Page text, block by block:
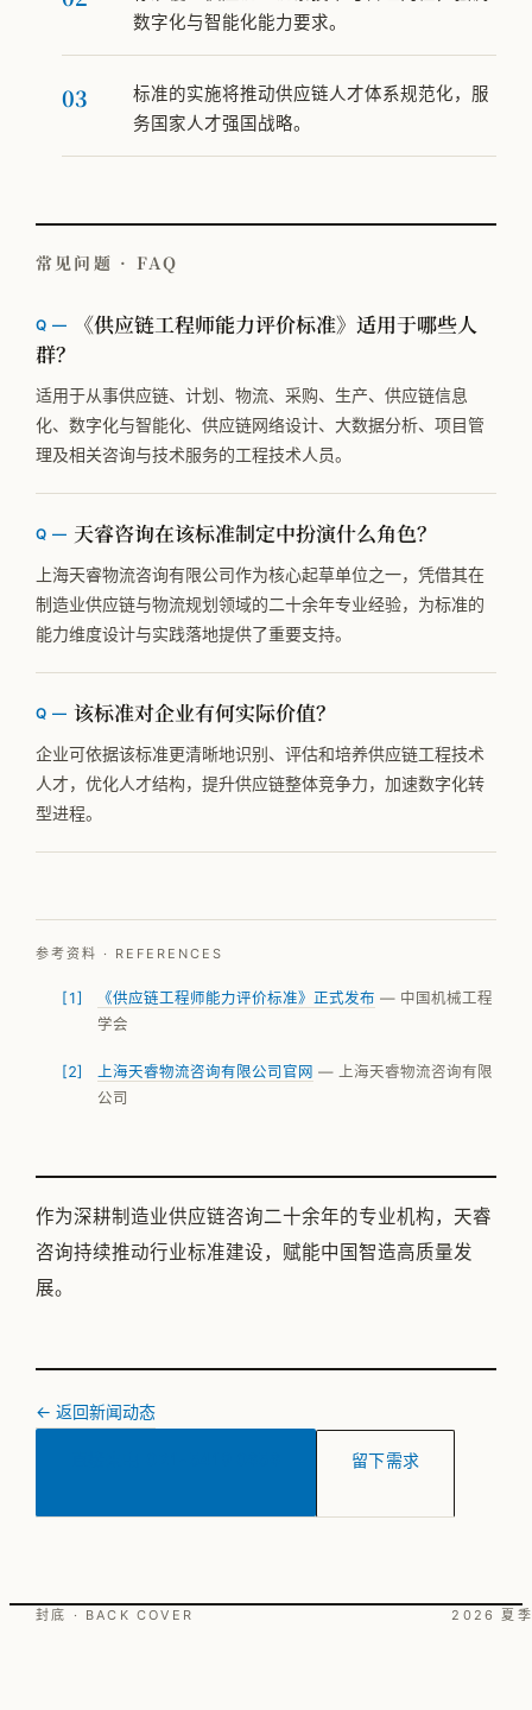
数字化与智能化能力要求。
标准的实施将推动供应链人才体系规范化，服
务国家人才强国战略。
常见问题 · FAQ
《供应链工程师能力评价标准》适用于哪些人
群？
适用于从事供应链、计划、物流、采购、生产、供应链信息
化、数字化与智能化、供应链网络设计、大数据分析、项目管
理及相关咨询与技术服务的工程技术人员。
天睿咨询在该标准制定中扮演什么角色？
上海天睿物流咨询有限公司作为核心起草单位之一，凭借其在
制造业供应链与物流规划领域的二十余年专业经验，为标准的
能力维度设计与实践落地提供了重要支持。
该标准对企业有何实际价值？
企业可依据该标准更清晰地识别、评估和培养供应链工程技术
人才，优化人才结构，提升供应链整体竞争力，加速数字化转
型进程。
参考资料 · REFERENCES
《供应链工程师能力评价标准》正式发布 — 中国机械工程
学会
上海天睿物流咨询有限公司官网 — 上海天睿物流咨询有限
公司
作为深耕制造业供应链咨询二十余年的专业机构，天睿
咨询持续推动行业标准建设，赋能中国智造高质量发
展。
← 返回新闻动态
留下需求
封底 · BACK COVER 2026 夏